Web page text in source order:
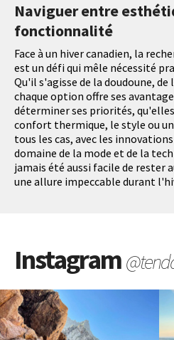
Naviguer entre
fonctionnalité
Face à un hiver canadien, la
est un défi qui mêle nécessité
Qu'il s'agisse de la doudoune, de
chaque option offre ses
déterminer ses priorités,
confort thermique, le style ou un
tous les cas, avec les
domaine de la mode et de la
jamais été aussi facile de rester
une allure impeccable durant
Instagram